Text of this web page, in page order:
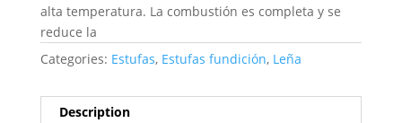
alta temperatura. La combustión es completa y se
reduce la
Categories: Estufas, Estufas fundición, Leña
Description